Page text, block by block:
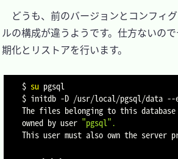
どうも、前のバージョンとコンフィ
ルの構成が違うようです。仕方ないの
期化とリストアを行います。
$ su pgsql
$ initdb -D /usr/local/pgsql/data --
The files belonging to this
owned by user "pgsql".
This user must also own the server